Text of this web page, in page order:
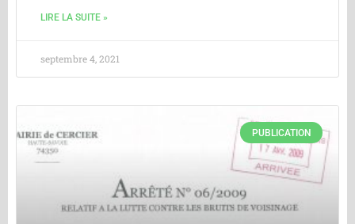
LIRE LA SUITE »
septembre 4, 2021
PUBLICATION